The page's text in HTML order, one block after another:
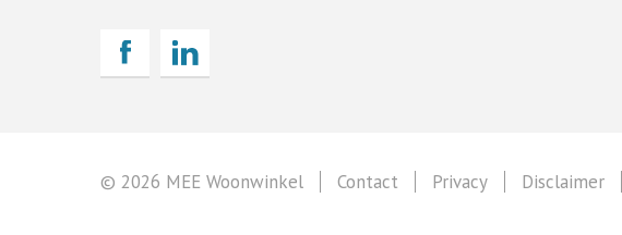
© 2026 MEE Woonwinkel Contact Privacy Disclaimer